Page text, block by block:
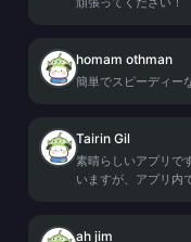
homam othman
簡単でスピーディー
Tairin Gil
素晴らしいアプリで
いますが、アプリ内
ah jim